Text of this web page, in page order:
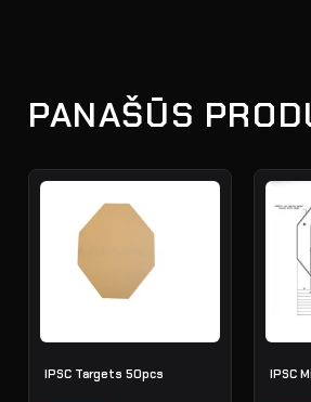
PANAŠŪS
IPSC Targets 50pcs IPSC